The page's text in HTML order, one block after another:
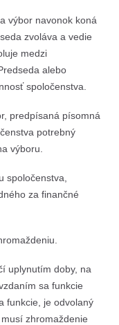
výbor navonok koná
zvoláva a vedie
medzi
alebo
spoločenstva.
predpísaná písomná
potrebný
výboru.
spoločenstva,
za finančné
uplynutím doby, na
sa funkcie
funkcie, je odvolaný
zhromaždenie